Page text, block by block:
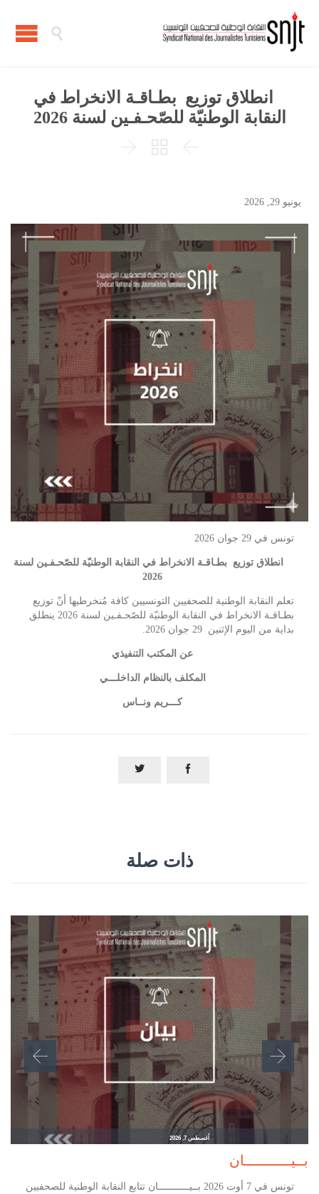

انطلاق توزيع بطـاقـة الانخراط في
النقابة الوطنيّة للصّحـفـين لسنة 2026



يونيو 29, 2026
تونس في 29 جوان 2026
انطلاق توزيع بطـاقـة الانخراط في النقابة الوطنيّة للصّحـفـين لسنة
2026
تعلم النقابة الوطنية للصحفيين التونسيين كافة مُنخرطيها أنّ توزيع
بطـاقـة الانخراط في النقابة الوطنيّة للصّحـفـين لسنة 2026 ينطلق
بداية من اليوم الإثنين 29 جوان 2026.
عن المكتب التنفيذي
المكلف بالنظام الداخلـــي
كـــريم ونــاس


ذات صلة
أغسطس 7, 2026
بــيـــــــــــان
تونس في 7 أوت 2026 بــيـــــــــــان تتابع النقابة الوطنية للصحفيين